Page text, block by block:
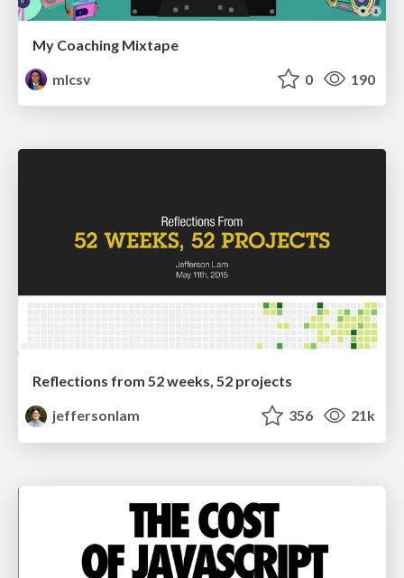
My Coaching Mixtape
mlcsv
0 190
Reflections from 52 weeks, 52 projects
jeffersonlam
356 21k